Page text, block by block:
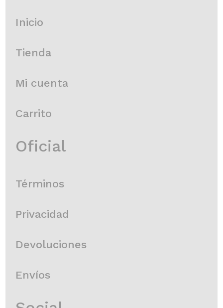
Inicio
Tienda
Mi cuenta
Carrito
Oficial
Términos
Privacidad
Devoluciones
Envíos